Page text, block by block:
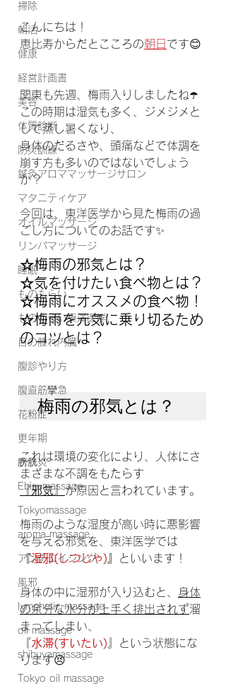
掃除
朝活
健康
経営計画書
美容
体質診断
防災訓練
鍼灸アロママッサージサロン
マタニティケア
オイルマッサージ
リンパマッサージ
睡眠
ものもらい
ものもらい東洋医学
目の腫れ内臓
腹診やり方
腹直筋攣急
花粉症
更年期
膀胱炎
Ebisumassage
Tokyomassage
aroma massage
アンチエイジング
風邪
Iymphatic massage
oil massage
shibuyamassage
Tokyo oil massage
こんにちは！
恵比寿からだとこころの朝日 です😊
関東も先週、梅雨入りしましたね☂️
この時期は湿気も多く、ジメジメと
して蒸し暑くなり、
身体のだるさや、頭痛などで体調を
崩す方も多いのではないでしょう
か？
今回は、東洋医学から見た梅雨の過
ごし方についてのお話です✨
☆梅雨の邪気とは？
☆気を付けたい食べ物とは？
☆梅雨にオススメの食べ物！
☆梅雨を元気に乗り切るため
のコツとは？
梅雨の邪気とは？
これは環境の変化により、人体にさ
まざまな不調をもたらす
『邪気』が原因と言われています。
梅雨のような湿度が高い時に悪影響
を与える邪気を、東洋医学では
『湿邪(しつじゃ) といいます！
身体の中に湿邪が入り込むと、 身体
の余分な水分が上手く排出されず溜
まってしまい、
『水滞(すいたい) 』という状態にな
ります😣